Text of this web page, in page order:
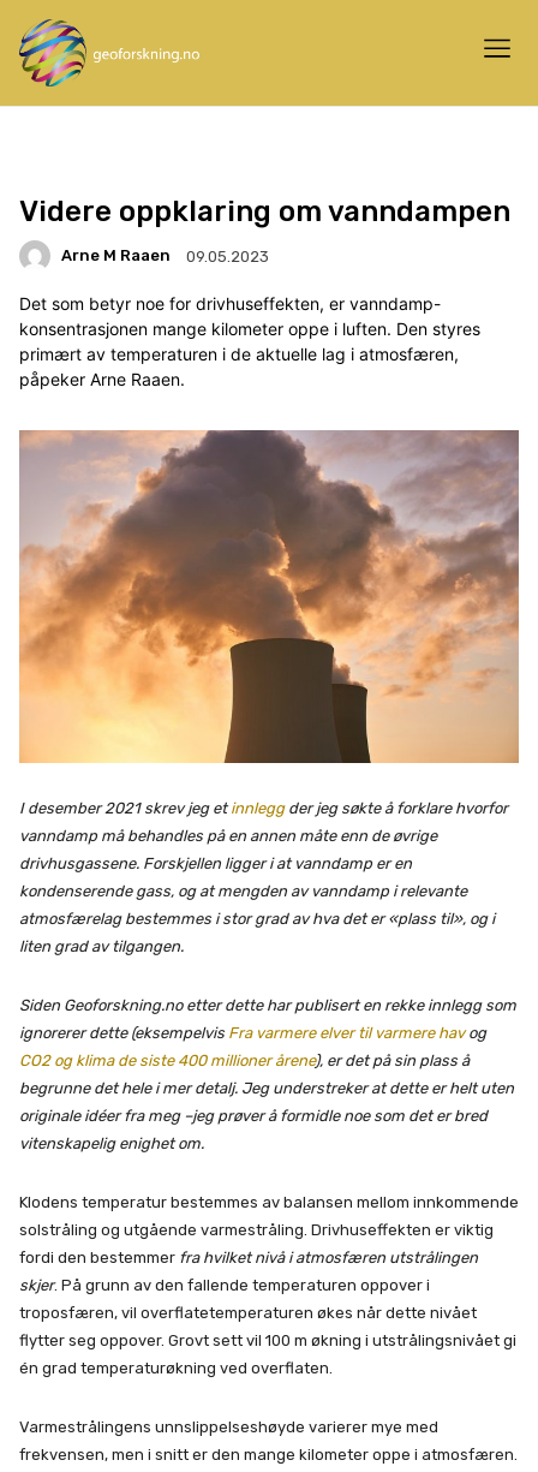
Videre oppklaring om vanndampen
Arne M Raaen 09.05.2023
Det som betyr noe for drivhuseffekten, er vanndamp-
konsentrasjonen mange kilometer oppe i luften. Den styres
primært av temperaturen i de aktuelle lag i atmosfæren,
påpeker Arne Raaen.
I desember 2021 skrev jeg etinnleggder jeg søkte å forklare hvorfor
vanndamp må behandles på en annen måte enn de øvrige
drivhusgassene. Forskjellen ligger i at vanndamp er en
kondenserende gass, og at mengden av vanndamp i relevante
atmosfærelag bestemmes i stor grad av hva det er «plass til», og i
liten grad av tilgangen.
Siden Geoforskning.no etter dette har publisert en rekke innlegg som
ignorerer dette (eksempelvis Fra varmere elver til varmere havog
CO2 og klima de siste 400 millioner årene), er det på sin plass å
begrunne det hele i mer detalj. Jeg understreker at dette er helt uten
originale idéer fra meg –jeg prøver å formidle noe som det er bred
vitenskapelig enighet om.
Klodens temperatur bestemmes av balansen mellom innkommende
solstråling og utgående varmestråling. Drivhuseffekten er viktig
fordi den bestemmer fra hvilket nivå i atmosfæren utstrålingen
skjer. På grunn av den fallende temperaturen oppover i
troposfæren, vil overflatetemperaturen økes når dette nivået
flytter seg oppover. Grovt sett vil 100 m økning i utstrålingsnivået gi
én grad temperaturøkning ved overflaten.
Varmestrålingens unnslippelseshøyde varierer mye med
frekvensen, men i snitt er den mange kilometer oppe i atmosfæren.